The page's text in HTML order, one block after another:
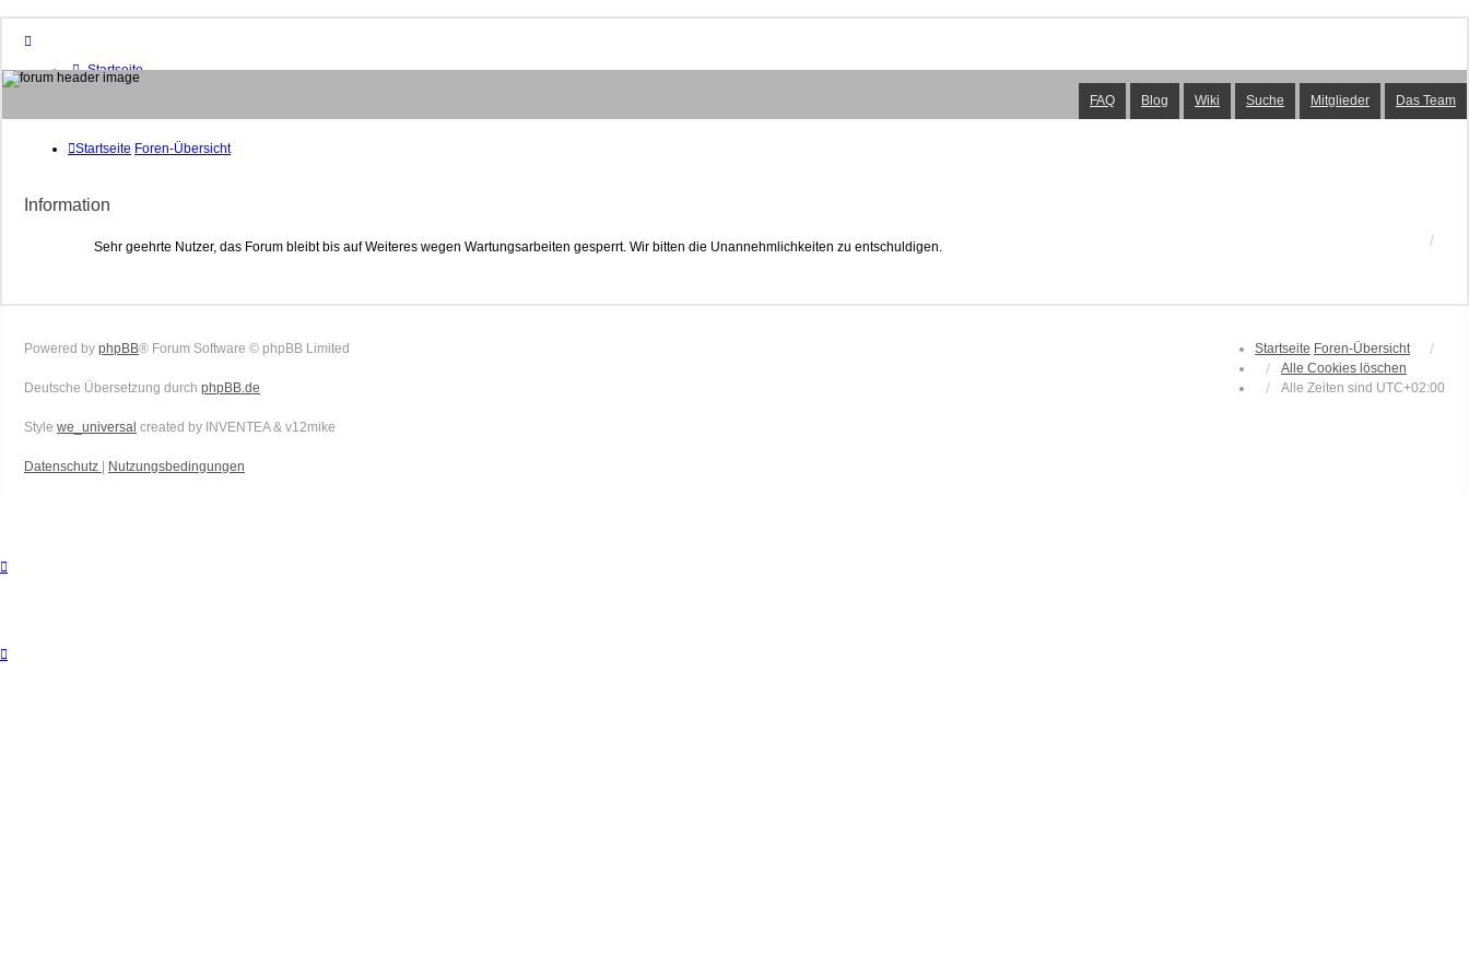
Startseite
Foren-Übersicht
Suche
Unbeantwortete Themen
Aktive Themen
Das Team
Anmelden
FAQ Blog Wiki Suche Mitglieder Das Team
Startseite Foren-Übersicht
Information
Sehr geehrte Nutzer, das Forum bleibt bis auf Weiteres wegen Wartungsarbeiten gesperrt. Wir bitten die Unannehmlichkeiten zu entschuldigen.
Startseite Foren-Übersicht
Alle Cookies löschen
Alle Zeiten sind UTC+02:00
Powered by phpBB® Forum Software © phpBB Limited
Deutsche Übersetzung durch phpBB.de
Style we_universal created by INVENTEA & v12mike
Datenschutz | Nutzungsbedingungen